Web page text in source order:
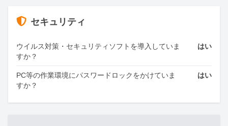
セキュリティ
ウイルス対策・セキュリティソフトを導入していま
すか？
はい
PC等の作業環境にパスワードロックをかけていま
すか？
はい